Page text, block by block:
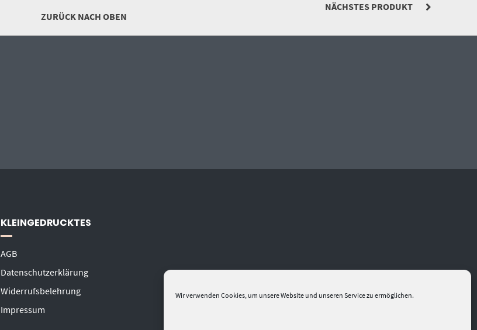
Wir verwenden Cookies, um unsere Website und unseren Service zu ermöglichen.
NÄCHSTES PRODUKT
ZURÜCK NACH OBEN
KLEINGEDRUCKTES
AGB
Datenschutzerklärung
Widerrufsbelehrung
Impressum